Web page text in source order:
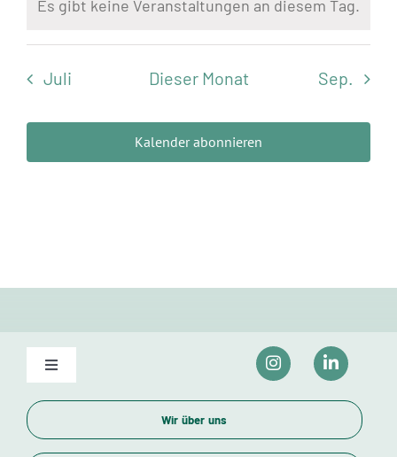
Hinweis
Es gibt keine Veranstaltungen an diesem Tag.
Juli Dieser Monat Sep.
Kalender abonnieren
Toggle
Unser Bildungsangebot
Wir über uns